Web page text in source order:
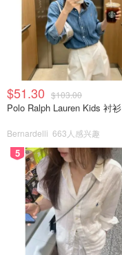
$51.30 $103.00
Polo Ralph Lauren Kids 衬衫
Bernardelli 663人感兴趣
5